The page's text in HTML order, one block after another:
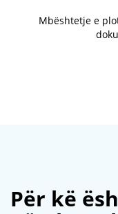
Mbështetje e
Për kë